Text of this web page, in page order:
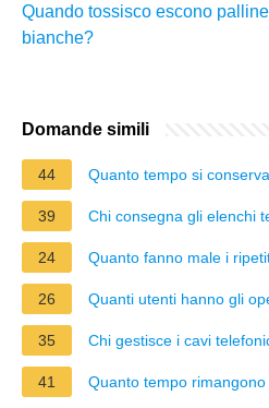
Quando tossisco escono palline
bianche?
Domande simili
44 Quanto tempo si
39 Chi consegna gli elenchi
24 Quanto fanno male i
26 Quanti utenti hanno gli
35 Chi gestisce i cavi
41 Quanto tempo